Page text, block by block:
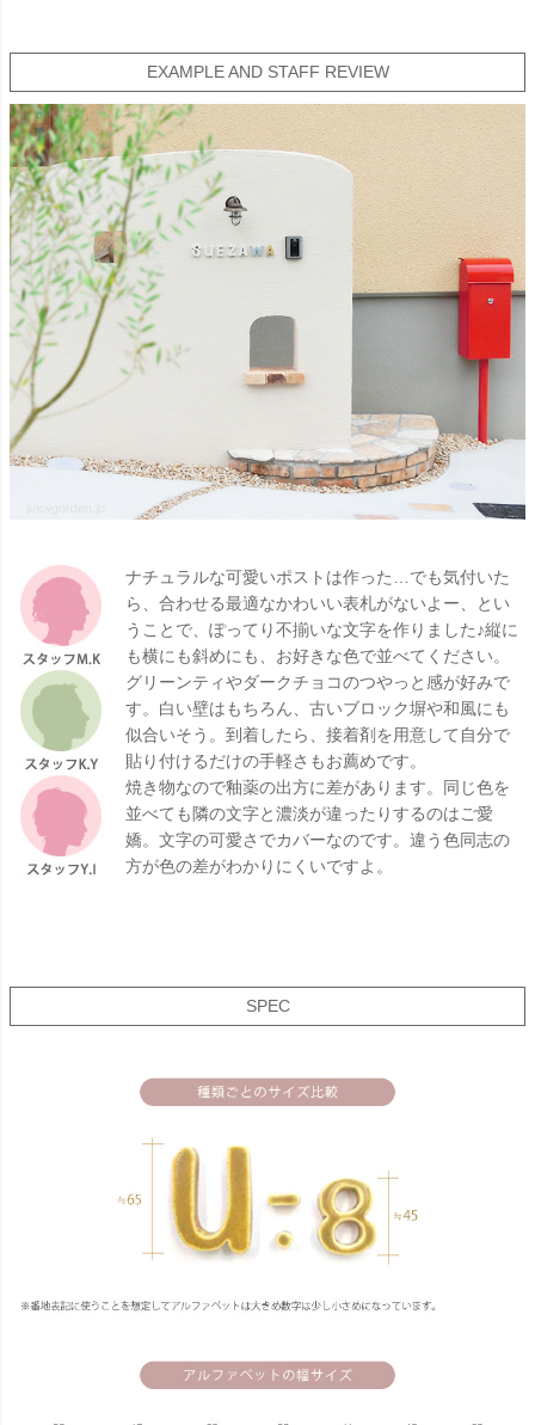
EXAMPLE AND STAFF REVIEW
ナチュラルな可愛いポストは作った…でも気付いた
ら、合わせる最適なかわいい表札がないよー、とい
うことで、ぽってり不揃いな文字を作りました♪縦に
も横にも斜めにも、お好きな色で並べてください。
グリーンティやダークチョコのつやっと感が好みで
す。白い壁はもちろん、古いブロック塀や和風にも
似合いそう。到着したら、接着剤を用意して自分で
貼り付けるだけの手軽さもお薦めです。
焼き物なので釉薬の出方に差があります。同じ色を
並べても隣の文字と濃淡が違ったりするのはご愛
嬌。文字の可愛さでカバーなのです。違う色同志の
方が色の差がわかりにくいですよ。
SPEC